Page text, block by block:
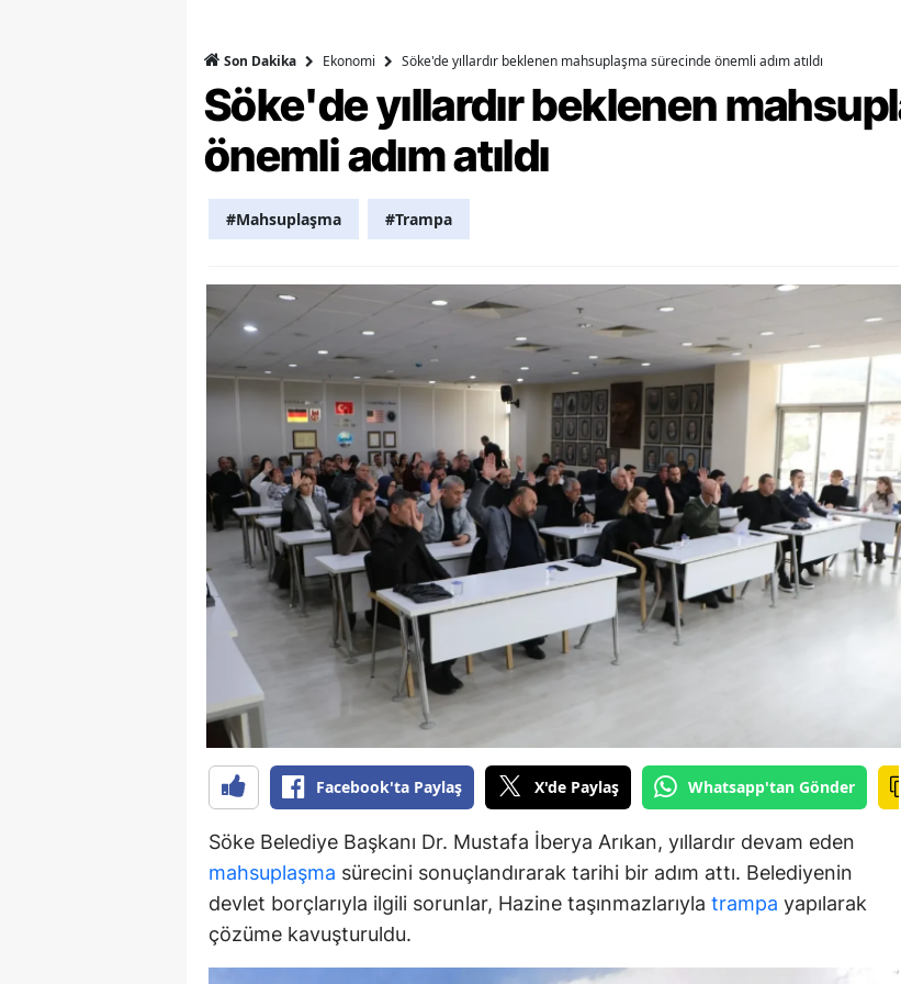
Zonguldak
Bayburt
Batman
Şırnak
Bartın
Ardahan
Iğdır
Yalova
Karabük
Osmaniye
Son Dakika Ekonomi Söke'de yıllardır beklenen mahsuplaşma sürecinde önemli adım atıldı
Söke'de yıllardır beklenen
önemli adım atıldı
#Mahsuplaşma #Trampa
Facebook'ta Paylaş X'de Paylaş Whatsapp'tan Gönder
Söke Belediye Başkanı Dr. Mustafa İberya Arıkan, yıllardır devam eden
mahsuplaşma sürecini sonuçlandırarak tarihi bir adım attı. Belediyenin
devlet borçlarıyla ilgili sorunlar, Hazine taşınmazlarıyla trampa yapılarak
çözüme kavuşturuldu.